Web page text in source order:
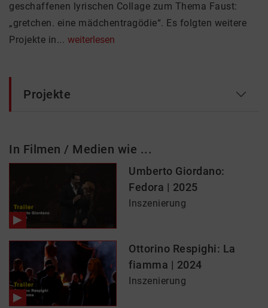
geschaffenen lyrischen Collage zum Thema Faust:
„gretchen. eine mädchentragödie“. Es folgten weitere
Projekte in... weiterlesen
Projekte
In Filmen / Medien wie ...
Umberto Giordano:
Fedora | 2025
Inszenierung
Ottorino Respighi: La
fiamma | 2024
Inszenierung